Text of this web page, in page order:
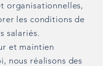
organisationnelles,
les conditions de
salariés.
et maintien
nous réalisons des